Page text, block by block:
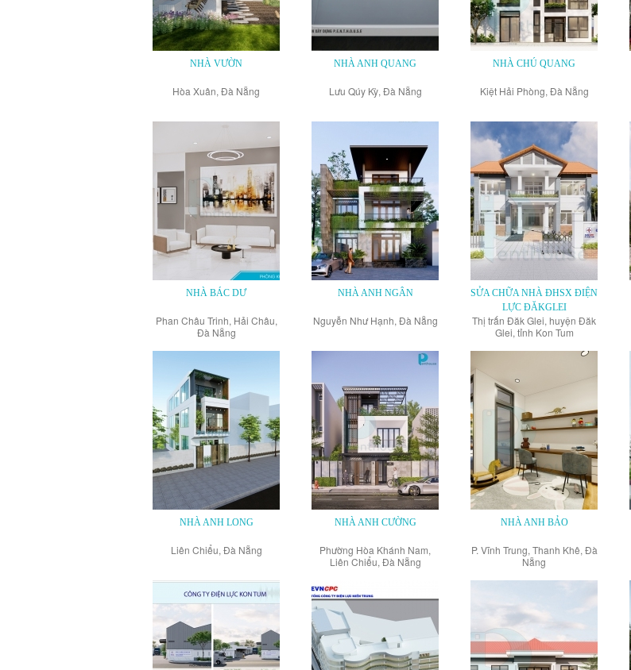
NHÀ VƯỜN
Hòa Xuân, Đà Nẵng
NHÀ ANH QUANG
Lưu Qúy Kỳ, Đà Nẵng
NHÀ CHÚ QUANG
Kiệt Hải Phòng, Đà Nẵng
NHÀ BÁC DƯ
Phan Châu Trinh, Hải Châu,
Đà Nẵng
NHÀ ANH NGÂN
Nguyễn Như Hạnh, Đà Nẵng
SỬA CHỮA NHÀ ĐHSX ĐIỆN
LỰC ĐĂKGLEI
Thị trấn Đăk Glei, huyện Đăk
Glei, tỉnh Kon Tum
NHÀ ANH LONG
Liên Chiểu, Đà Nẵng
NHÀ ANH CƯỜNG
Phường Hòa Khánh Nam,
Liên Chiểu, Đà Nẵng
NHÀ ANH BẢO
P. Vĩnh Trung, Thanh Khê, Đà
Nẵng